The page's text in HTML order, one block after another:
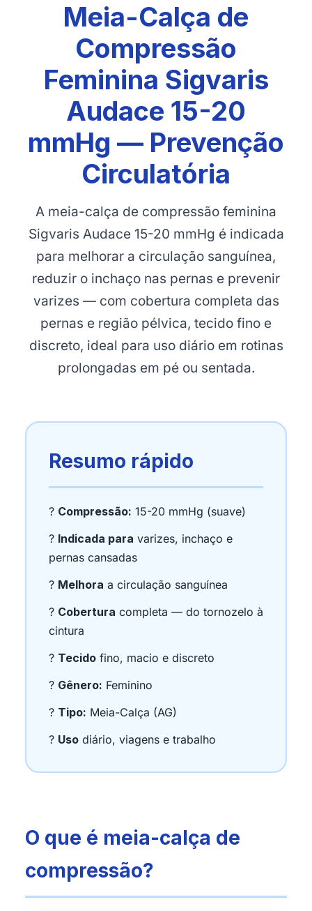
Meia-Calça de
Compressão
Feminina Sigvaris
Audace 15-20
mmHg — Prevenção
Circulatória
A meia-calça de compressão feminina
Sigvaris Audace 15-20 mmHg é indicada
para melhorar a circulação sanguínea,
reduzir o inchaço nas pernas e prevenir
varizes — com cobertura completa das
pernas e região pélvica, tecido fino e
discreto, ideal para uso diário em rotinas
prolongadas em pé ou sentada.
Resumo rápido
? Compressão: 15-20 mmHg (suave)
? Indicada para varizes, inchaço e
pernas cansadas
? Melhora a circulação sanguínea
? Cobertura completa — do tornozelo à
cintura
? Tecido fino, macio e discreto
? Gênero: Feminino
? Tipo: Meia-Calça (AG)
? Uso diário, viagens e trabalho
O que é meia-calça de
compressão?